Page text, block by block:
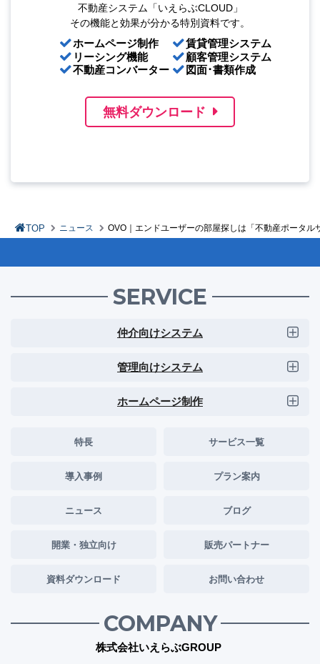
不動産システム「いえらぶCLOUD」
その機能と効果が分かる特別資料です。
ホームページ制作
リーシング機能
不動産コンバーター
賃貸管理システム
顧客管理システム
図面･書類作成
無料ダウンロード
TOP ニュース OVO｜エンドユーザーの部屋探しは「不動産ポータ
SERVICE
仲介向けシステム
管理向けシステム
ホームページ制作
特長 サービス一覧
導入事例 プラン案内
ニュース ブログ
開業・独立向け 販売パートナー
資料ダウンロード お問い合わせ
COMPANY
株式会社いえらぶGROUP